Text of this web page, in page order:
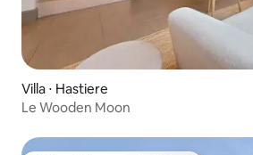
Villa ⋅ Hastiere
Le Wooden Moon